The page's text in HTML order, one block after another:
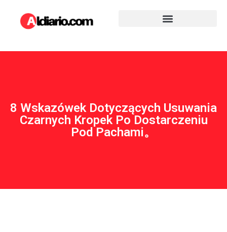
8 Wskazówek Dotyczących Usuwania
Czarnych Kropek Po Dostarczeniu
Pod Pachami。